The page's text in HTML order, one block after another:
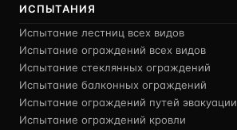
ИСПЫТАНИЯ
Испытание лестниц всех видов
Испытание ограждений всех видов
Испытание стеклянных ограждений
Испытание балконных ограждений
Испытание ограждений путей эвакуации
Испытание ограждений кровли